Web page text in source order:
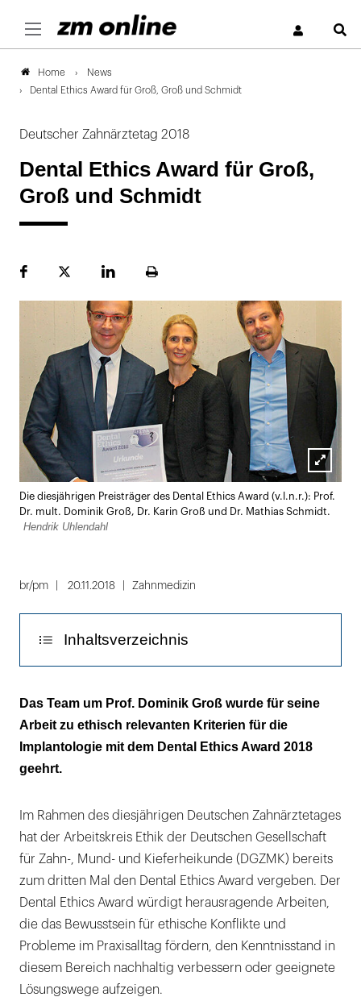
Home
News
Dental Ethics Award für Groß, Groß und Schmidt
Deutscher Zahnärztetag 2018
Dental Ethics Award für Groß,
Groß und Schmidt
FacebookPlattformLinekdInSeite
Lightbox
öffnen
Die diesjährigen Preisträger des Dental Ethics Award (v.l.n.r.): Prof.
Dr. mult. Dominik Groß, Dr. Karin Groß und Dr. Mathias Schmidt.
Hendrik Uhlendahl
br/pm 20.11.2018 Zahnmedizin
Inhaltsverzeichnis
"Ethical dilemmas of dental implantology:
ready for aftercare?"
Neben vielen Erfolgen gibt es auch
Das Team um Prof. Dominik Groß wurde für seine
Arbeit zu ethisch relevanten Kriterien für die
Implantologie mit dem Dental Ethics Award 2018
geehrt.
Im Rahmen des diesjährigen Deutschen Zahnärztetages
hat der Arbeitskreis Ethik der Deutschen Gesellschaft
für Zahn-, Mund- und Kieferheikunde (DGZMK) bereits
zum dritten Mal den Dental Ethics Award vergeben. Der
Dental Ethics Award würdigt herausragende Arbeiten,
die das Bewusstsein für ethische Konflikte und
Probleme im Praxisalltag fördern, den Kenntnisstand in
diesem Bereich nachhaltig verbessern oder geeignete
Lösungswege aufzeigen.